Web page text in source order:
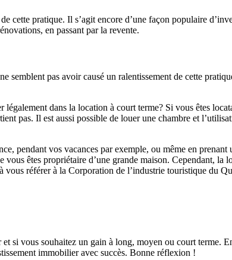
pratique. Il s’agit encore d’une façon populaire
en passant par la revente.
pas avoir causé un ralentissement de cette
légalement dans la location à court terme? Si vous êtes
pas. Il est aussi possible de louer une chambre et
pendant vos vacances par exemple, ou même en
êtes propriétaire d’une grande maison. Cependant,
vous référer à la Corporation de l’industrie touristique du
si vous souhaitez un gain à long, moyen ou court terme.
immobilier avec succès. Bonne réflexion !